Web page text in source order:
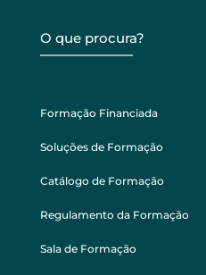
O que procura?
Formação Financiada
Soluções de Formação
Catálogo de Formação
Regulamento da Formação
Sala de Formação